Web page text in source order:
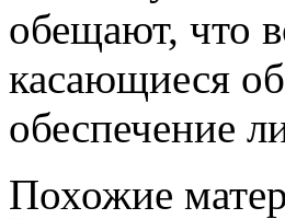
обещают, что
касающиеся
обеспечение
Похожие